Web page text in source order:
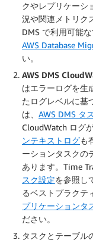
クやレプリケーシ
況や関連メトリク
DMS で利用可能
AWS Database
い。
AWS DMS
はエラーログを生
たログレベルに基
は、 AWS DMS タ
CloudWatch ログ
ンテキストログも
ーションタスクの
あります。Time
スク設定を参照し
るベストプラクテ
プリケーションタ
ださい。
タスクとテーブル